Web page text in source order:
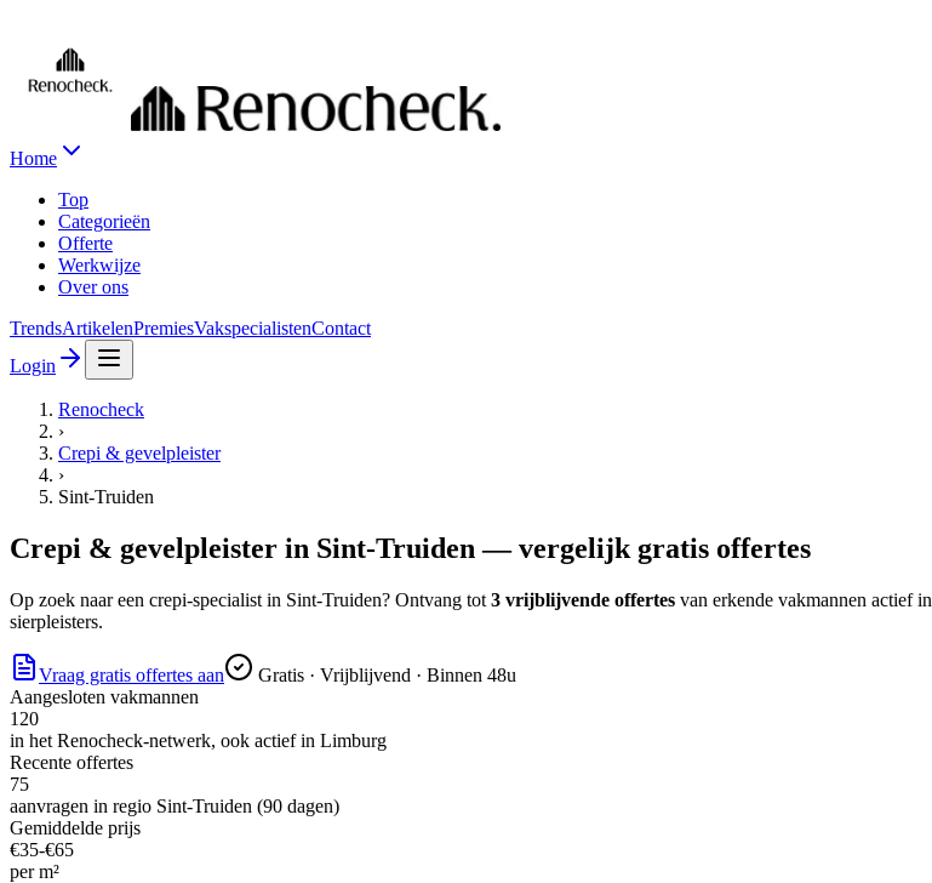
Home
Top
Categorieën
Offerte
Werkwijze
Over ons
TrendsArtikelenPremiesVakspecialistenContact
Login
Renocheck
›
Crepi & gevelpleister
›
Sint-Truiden
Crepi & gevelpleister in Sint-Truiden — vergelijk gratis offertes
Op zoek naareen crepi-specialist in Sint-Truiden? Ontvang tot 3 vrijblijvende offertes van erkende vakmannen actief in
sierpleisters.
Vraag gratis offertes aan
Gratis · Vrijblijvend · Binnen 48u
Aangesloten vakmannen
120
in het Renocheck-netwerk, ook actief in Limburg
Recente offertes
75
aanvragen in regio Sint-Truiden (90 dagen)
Gemiddelde prijs
€35-€65
perm²